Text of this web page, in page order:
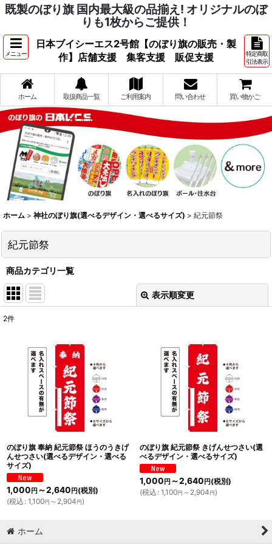
既製のぼり旗 国内最大級の品揃え! オリジナルのぼ
りも1枚からご提供！
メニュー
日本ブイシーエス2号館【のぼり旗の販売・製
作】店舗支援 集客支援 販促支援
特定商取
引法表示
ホーム 取扱商品一覧 ご利用案内 問い合わせ 買い物かご
ホーム > 神社のぼり旗(選べるデザイン・選べるサイズ) > 紀元節祭
紀元節祭
商品カテゴリ一覧
表示順変更
並び順 :
2件
のぼり旗 奉納 紀元節祭 ほうのうきげ
んせつさい(選べるデザイン・選べる
サイズ)
1,000 円 ～2,640 円 (税別)
(税込 : 1,100円 ～2,904円)
のぼり旗 紀元節祭 きげんせつさい(選
べるデザイン・選べるサイズ)
1,000 円 ～2,640 円 (税別)
(税込 : 1,100円 ～2,904円)
ホーム